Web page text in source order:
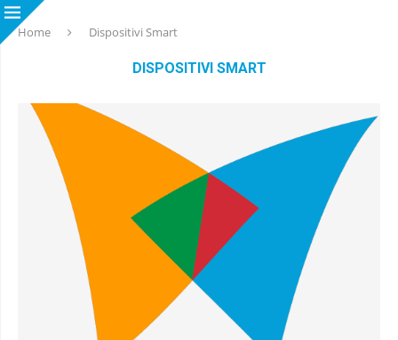
Home Dispositivi Smart
DISPOSITIVI SMART